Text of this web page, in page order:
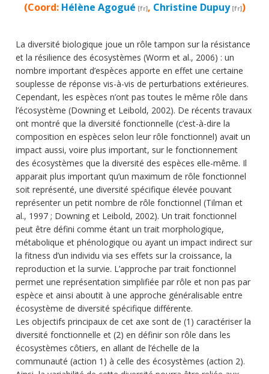
(Coord: Hélène Agogué , Christine Dupuy )
La diversité biologique joue un rôle tampon sur la résistance
et la résilience des écosystèmes (Worm et al., 2006) : un
nombre important d’espèces apporte en effet une certaine
souplesse de réponse vis-à-vis de perturbations extérieures.
Cependant, les espèces n’ont pas toutes le même rôle dans
l’écosystème (Downing et Leibold, 2002). De récents travaux
ont montré que la diversité fonctionnelle (c’est-à-dire la
composition en espèces selon leur rôle fonctionnel) avait un
impact aussi, voire plus important, sur le fonctionnement
des écosystèmes que la diversité des espèces elle-même. Il
apparait plus important qu’un maximum de rôle fonctionnel
soit représenté, une diversité spécifique élevée pouvant
représenter un petit nombre de rôle fonctionnel (Tilman et
al., 1997 ; Downing et Leibold, 2002). Un trait fonctionnel
peut être défini comme étant un trait morphologique,
métabolique et phénologique ou ayant un impact indirect sur
la fitness d’un individu via ses effets sur la croissance, la
reproduction et la survie. L’approche par trait fonctionnel
permet une représentation simplifiée par rôle et non pas par
espèce et ainsi aboutit à une approche généralisable entre
écosystème de diversité spécifique différente.
Les objectifs principaux de cet axe sont de (1) caractériser la
diversité fonctionnelle et (2) en définir son rôle dans les
écosystèmes côtiers, en allant de l’échelle de la
communauté (action 1) à celle des écosystèmes (action 2).